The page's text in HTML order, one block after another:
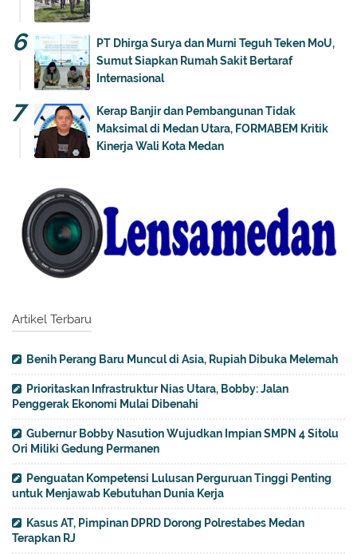
PT Dhirga Surya dan Murni Teguh Teken MoU,
Sumut Siapkan Rumah Sakit Bertaraf
Internasional
Kerap Banjir dan Pembangunan Tidak
Maksimal di Medan Utara, FORMABEM Kritik
Kinerja Wali Kota Medan
Artikel Terbaru
Benih Perang Baru Muncul di Asia, Rupiah Dibuka Melemah
Prioritaskan Infrastruktur Nias Utara, Bobby: Jalan
Penggerak Ekonomi Mulai Dibenahi
Gubernur Bobby Nasution Wujudkan Impian SMPN 4 Sitolu
Ori Miliki Gedung Permanen
Penguatan Kompetensi Lulusan Perguruan Tinggi Penting
untuk Menjawab Kebutuhan Dunia Kerja
Kasus AT, Pimpinan DPRD Dorong Polrestabes Medan
Terapkan RJ